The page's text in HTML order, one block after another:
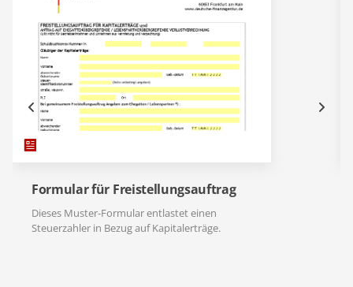
Formular für Freistellungsauftrag
Dieses Muster-Formular entlastet einen
Steuerzahler in Bezug auf Kapitalerträge.